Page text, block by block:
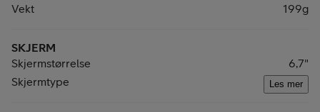
Vekt
199g
SKJERM
Skjermstørrelse
6,7"
Skjermtype
Les mer